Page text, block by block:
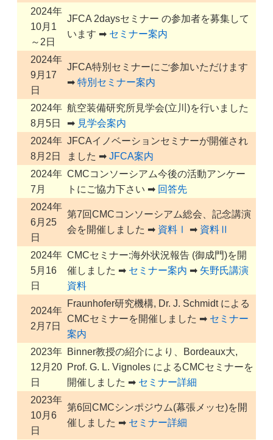
2024年
10月1
～2日
JFCA 2daysセミナー の参加者を募集して
います ➡ セミナー案内
2024年
9月17
日
JFCA特別セミナーにご参加いただけます
➡ 特別セミナー案内
2024年
8月5日
航空装備研究所見学会(立川)を行いました
➡ 見学会案内
2024年
8月2日
JFCAイノベーションセミナーが開催され
ました ➡ JFCA案内
2024年
7月
CMCコンソーシアム今後の活動アンケー
トにご協力下さい ➡ 回答先
2024年
6月25
日
第7回CMCコンソーシアム総会、記念講演
会を開催しました ➡ 資料Ⅰ ➡ 資料Ⅱ
2024年
5月16
日
CMCセミナー:海外状況報告 (御成門)を開
催しました ➡ セミナー案内 ➡ 矢野氏講演
資料
2024年
2月7日
Fraunhofer研究機構, Dr. J. Schmidt による
CMCセミナーを開催しました ➡ セミナー
案内
2023年
12月20
日
Binner教授の紹介により、Bordeaux大,
Prof. G. L. Vignoles によるCMCセミナーを
開催しました ➡ セミナー詳細
2023年
10月6
日
第6回CMCシンポジウム(幕張メッセ)を開
催しました ➡ セミナー詳細